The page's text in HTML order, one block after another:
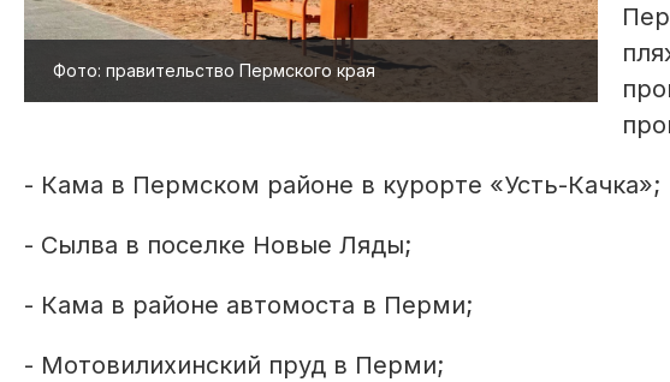
Фото: правительство Пермского края
- Кама в Пермском районе в курорте «Усть-Качка»;
- Сылва в поселке Новые Ляды;
- Кама в районе автомоста в Перми;
- Мотовилихинский пруд в Перми;